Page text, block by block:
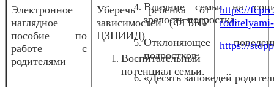
Влияние семьи на
зрелость подростка.
Отклоняющее
подростков.
«Десять заповедей
Электронное
наглядное
пособие по
работе с
родителями
Уберечь ребенка от
зависимостей (ФГБНУ
ЦЗПИИД)
Воспитательный
потенциал семьи.
https://
https://